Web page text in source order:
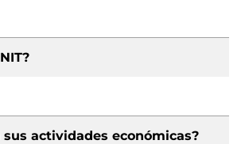
sus actividades económicas?